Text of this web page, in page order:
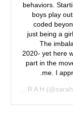
behaviors.
boys play
coded
just being a
The
2020- yet here
part in the
me. I
S A R A H